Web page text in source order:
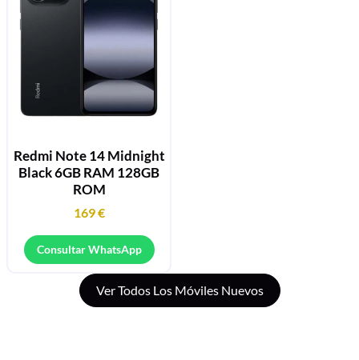
Redmi Note 14 Midnight
Black 6GB RAM 128GB
ROM
169€
Consultar WhatsApp
Ver Todos Los Móviles Nuevos